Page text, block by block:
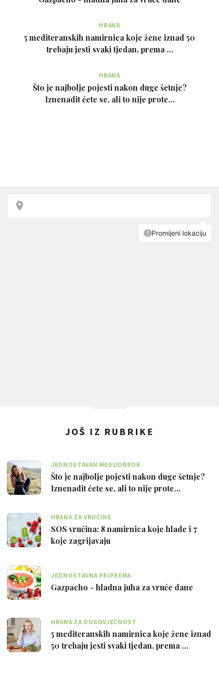
HRANA
5 mediteranskih namirnica koje žene iznad 50
trebaju jesti svaki tjedan, prema …
HRANA
Što je najbolje pojesti nakon duge šetnje?
Iznenadit ćete se, ali to nije prote…
JOŠ IZ RUBRIKE
JEDNOSTAVAN MEĐUOBROK
Što je najbolje pojesti nakon duge šetnje?
Iznenadit ćete se, ali to nije prote…
HRANA ZA VRUĆINE
SOS vrućina: 8 namirnica koje hlade i 7
koje zagrijavaju
JEDNOSTAVNA PRIPREMA
Gazpacho - hladna juha za vruće dane
HRANA ZA DUGOVJEČNOST
5 mediteranskih namirnica koje žene iznad
50 trebaju jesti svaki tjedan, prema …